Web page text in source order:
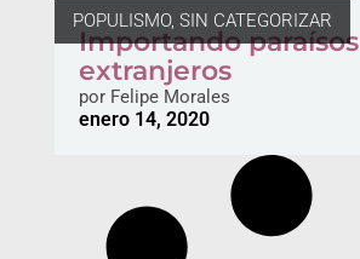
POPULISMO, SIN CATEGORIZAR
Importando paraísos
extranjeros
porFelipe Morales
enero 14, 2020